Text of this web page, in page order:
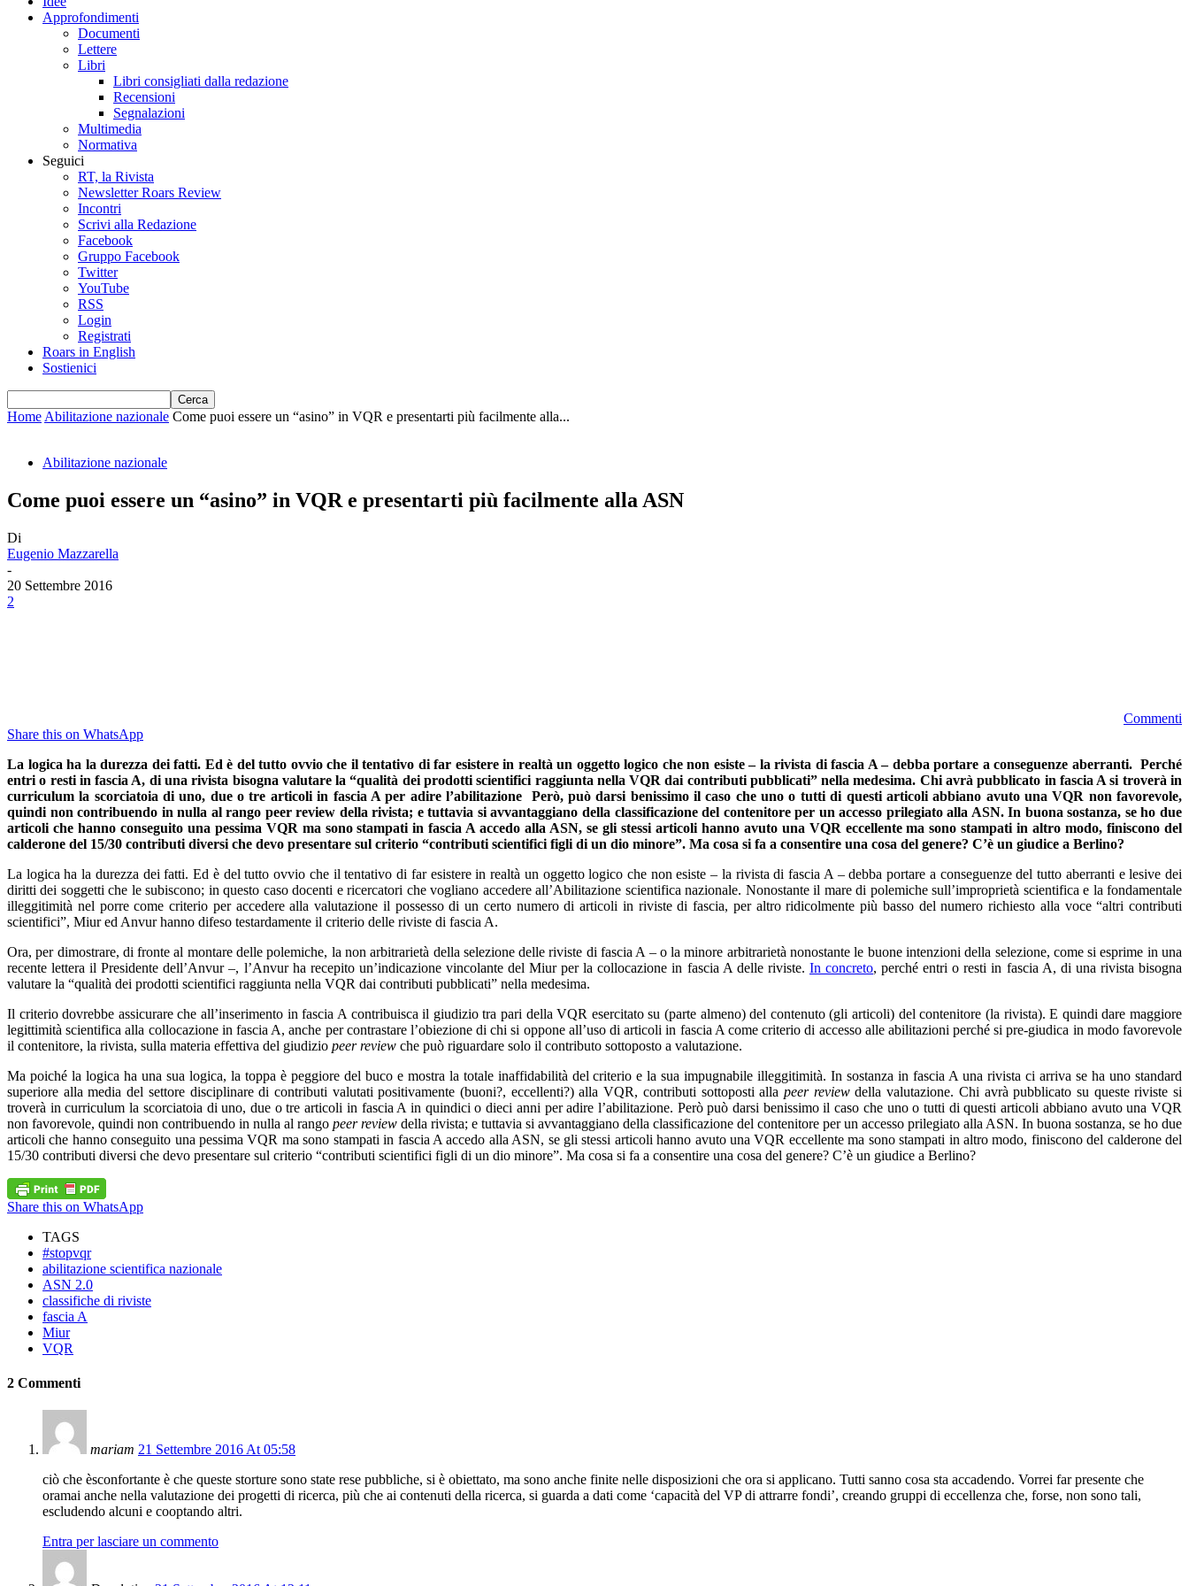
Approfondimenti
Documenti
Lettere
Libri
Libri consigliati dalla redazione
Recensioni
Segnalazioni
Multimedia
Normativa
Seguici
RT, la Rivista
Newsletter Roars Review
Incontri
Scrivi alla Redazione
Facebook
Gruppo Facebook
Twitter
YouTube
RSS
Login
Registrati
Roars in English
Sostienici
Home Abilitazione nazionale Come puoi essere un “asino” in VQR e presentarti più facilmente alla...
Abilitazione nazionale
Come puoi essere un “asino” in VQR e presentarti più facilmente alla ASN
Di
Eugenio Mazzarella
-
20 Settembre 2016
2
Commenti
Share this on WhatsApp
La logica ha la durezza dei fatti. Ed è del tutto ovvio che il tentativo di far esistere in realtà un oggetto logico che non esiste – la rivista di fascia A – debba portare a conseguenze aberranti. Perché
entri o resti in fascia A, di una rivista bisogna valutare la “qualità dei prodotti scientifici raggiunta nella VQR dai contributi pubblicati” nella medesima. Chi avrà pubblicato in fascia A si troverà in
curriculum la scorciatoia di uno, due o tre articoli in fascia A per adire l’abilitazione Però, può darsi benissimo il caso che uno o tutti di questi articoli abbiano avuto una VQR non favorevole,
quindi non contribuendo in nulla al rango peer review della rivista; e tuttavia si avvantaggiano della classificazione del contenitore per un accesso prilegiato alla ASN. In buona sostanza, se ho due
articoli che hanno conseguito una pessima VQR ma sono stampati in fascia A accedo alla ASN, se gli stessi articoli hanno avuto una VQR eccellente ma sono stampati in altro modo, finiscono del
calderone del 15/30 contributi diversi che devo presentare sul criterio “contributi scientifici figli di un dio minore”. Ma cosa si fa a consentire una cosa del genere? C’è un giudice a Berlino?
La logica ha la durezza dei fatti. Ed è del tutto ovvio che il tentativo di far esistere in realtà un oggetto logico che non esiste – la rivista di fascia A – debba portare a conseguenze del tutto aberranti e lesive dei
diritti dei soggetti che le subiscono; in questo caso docenti e ricercatori che vogliano accedere all’Abilitazione scientifica nazionale. Nonostante il mare di polemiche sull’improprietà scientifica e la fondamentale
illeggitimità nel porre come criterio per accedere alla valutazione il possesso di un certo numero di articoli in riviste di fascia, per altro ridicolmente più basso del numero richiesto alla voce “altri contributi
scientifici”, Miur ed Anvur hanno difeso testardamente il criterio delle riviste di fascia A.
Ora, per dimostrare, di fronte al montare delle polemiche, la non arbitrarietà della selezione delle riviste di fascia A – o la minore arbitrarietà nonostante le buone intenzioni della selezione, come si esprime in una
recente lettera il Presidente dell’Anvur –, l’Anvur ha recepito un’indicazione vincolante del Miur per la collocazione in fascia A delle riviste. In concreto, perché entri o resti in fascia A, di una rivista bisogna
valutare la “qualità dei prodotti scientifici raggiunta nella VQR dai contributi pubblicati” nella medesima.
Il criterio dovrebbe assicurare che all’inserimento in fascia A contribuisca il giudizio tra pari della VQR esercitato su (parte almeno) del contenuto (gli articoli) del contenitore (la rivista). E quindi dare maggiore
legittimità scientifica alla collocazione in fascia A, anche per contrastare l’obiezione di chi si oppone all’uso di articoli in fascia A come criterio di accesso alle abilitazioni perché si pre-giudica in modo favorevole
il contenitore, la rivista, sulla materia effettiva del giudizio peer review che può riguardare solo il contributo sottoposto a valutazione.
Ma poiché la logica ha una sua logica, la toppa è peggiore del buco e mostra la totale inaffidabilità del criterio e la sua impugnabile illeggitimità. In sostanza in fascia A una rivista ci arriva se ha uno standard
superiore alla media del settore disciplinare di contributi valutati positivamente (buoni?, eccellenti?) alla VQR, contributi sottoposti alla peer reviewdella valutazione. Chi avrà pubblicato su queste riviste si
troverà in curriculum la scorciatoia di uno, due o tre articoli in fascia A in quindici o dieci anni per adire l’abilitazione. Però può darsi benissimo il caso che uno o tutti di questi articoli abbiano avuto una VQR
non favorevole, quindi non contribuendo in nulla al rango peer review della rivista; e tuttavia si avvantaggiano della classificazione del contenitore per un accesso prilegiato alla ASN. In buona sostanza, se ho due
articoli che hanno conseguito una pessima VQR ma sono stampati in fascia A accedo alla ASN, se gli stessi articoli hanno avuto una VQR eccellente ma sono stampati in altro modo, finiscono del calderone del
15/30 contributi diversi che devo presentare sul criterio “contributi scientifici figli di un dio minore”. Ma cosa si fa a consentire una cosa del genere? C’è un giudice a Berlino?
Share this on WhatsApp
TAGS
#stopvqr
abilitazione scientifica nazionale
ASN 2.0
classifiche di riviste
fascia A
Miur
VQR
2 Commenti
mariam 21 Settembre 2016 At 05:58
ciò che èsconfortante è che queste storture sono state rese pubbliche, si è obiettato, ma sono anche finite nelle disposizioni che ora si applicano. Tutti sanno cosa sta accadendo. Vorrei far presente che
oramai anche nella valutazione dei progetti di ricerca, più che ai contenuti della ricerca, si guarda a dati come ‘capacità del VP di attrarre fondi’, creando gruppi di eccellenza che, forse, non sono tali,
escludendo alcuni e cooptando altri.
Entra per lasciare un commento